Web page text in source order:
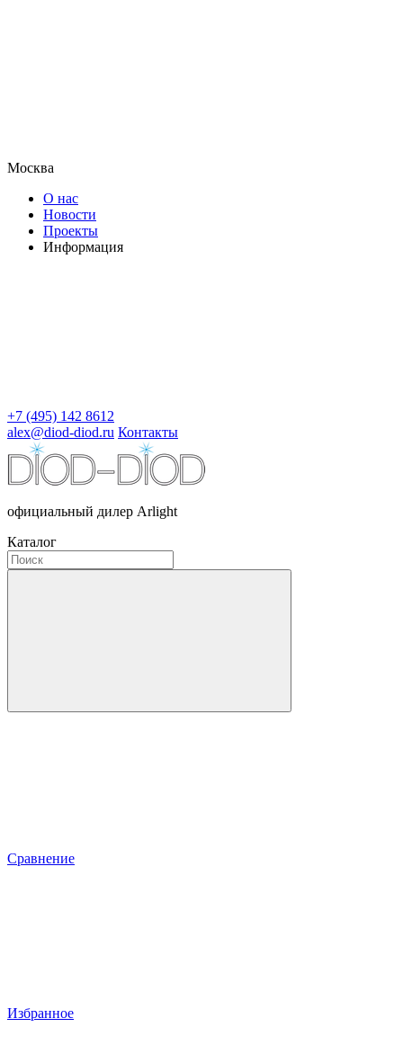
Москва
О нас
Новости
Проекты
Информация
+7 (495) 142 8612
alex@diod-diod.ru Контакты
официальный дилер Arlight
Каталог
Сравнение
Избранное